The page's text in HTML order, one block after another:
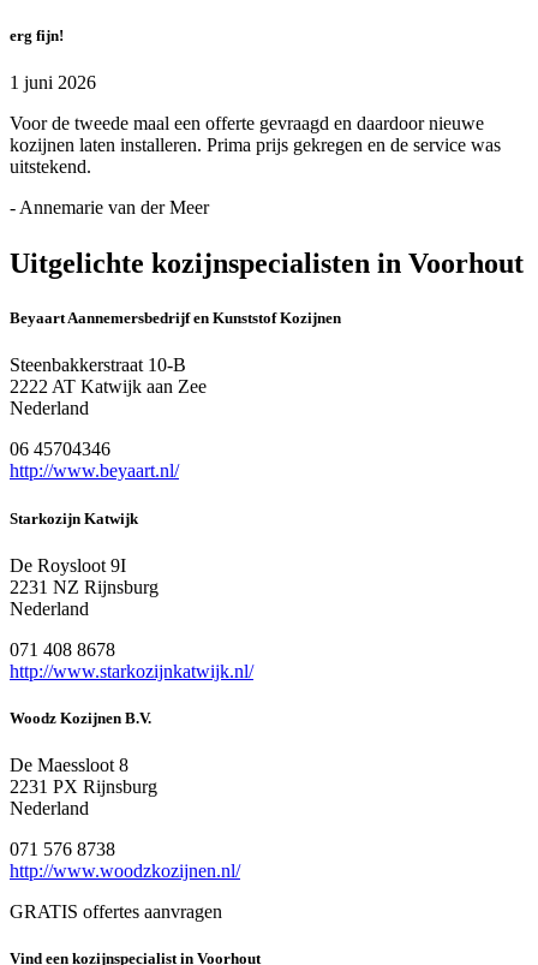
erg fijn!
1 juni 2026
Voor de tweede maal een offerte gevraagd en daardoor nieuwe
kozijnen laten installeren. Prima prijs gekregen en de service was
uitstekend.
- Annemarie van der Meer
Uitgelichte kozijnspecialisten in Voorhout
Beyaart Aannemersbedrijf en Kunststof Kozijnen
Steenbakkerstraat 10-B
2222 AT Katwijk aan Zee
Nederland
06 45704346
http://www.beyaart.nl/
Starkozijn Katwijk
De Roysloot 9I
2231 NZ Rijnsburg
Nederland
071 408 8678
http://www.starkozijnkatwijk.nl/
Woodz Kozijnen B.V.
De Maessloot 8
2231 PX Rijnsburg
Nederland
071 576 8738
http://www.woodzkozijnen.nl/
GRATIS offertes aanvragen
Vind een kozijnspecialist in Voorhout